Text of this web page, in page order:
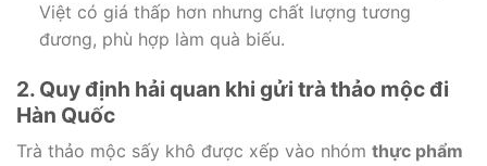
Việt có giá thấp hơn nhưng chất lượng tương
đương, phù hợp làm quà biếu.
2. Quy định hải quan khi gửi trà thảo mộc đi
Hàn Quốc
Trà thảo mộc sấy khô được xếp vào nhóm thực phẩm